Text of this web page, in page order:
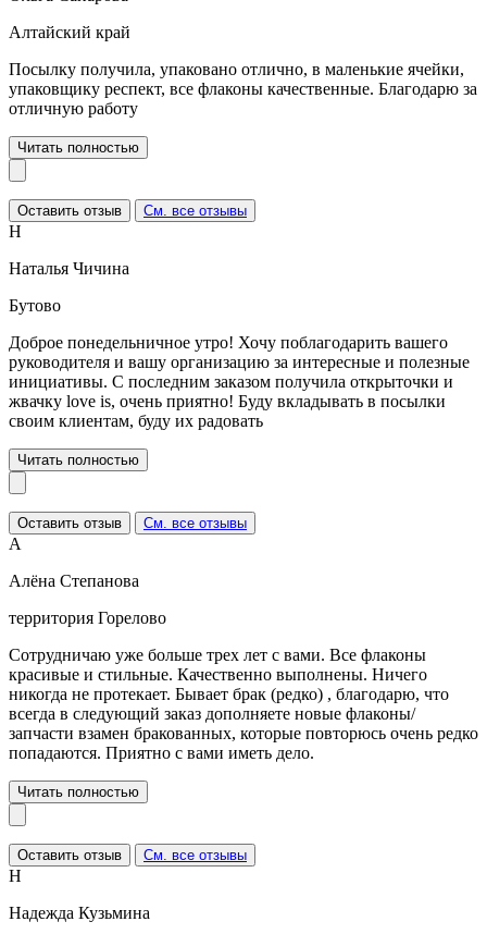
Алтайский край
Посылку получила, упаковано отлично, в маленькие ячейки,
упаковщику респект, все флаконы качественные. Благодарю за
отличную работу
Читать полностью
Оставить отзыв См. все отзывы
Н
Наталья Чичина
Бутово
Доброе понедельничное утро! Хочу поблагодарить вашего
руководителя и вашу организацию за интересные и полезные
инициативы. С последним заказом получила открыточки и
жвачку love is, очень приятно! Буду вкладывать в посылки
своим клиентам, буду их радовать
Читать полностью
Оставить отзыв См. все отзывы
А
Алёна Степанова
территория Горелово
Сотрудничаю уже больше трех лет с вами. Все флаконы
красивые и стильные. Качественно выполнены. Ничего
никогда не протекает. Бывает брак (редко) , благодарю, что
всегда в следующий заказ дополняете новые флаконы/
запчасти взамен бракованных, которые повторюсь очень редко
попадаются. Приятно с вами иметь дело.
Читать полностью
Оставить отзыв См. все отзывы
Н
Надежда Кузьмина